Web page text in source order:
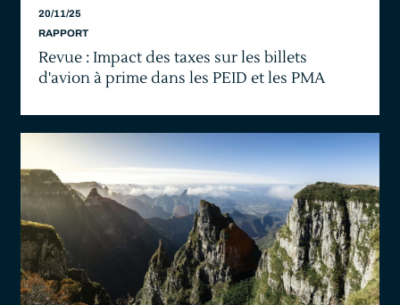
20/11/25
RAPPORT
Revue : Impact des taxes sur les billets
d'avion à prime dans les PEID et les PMA